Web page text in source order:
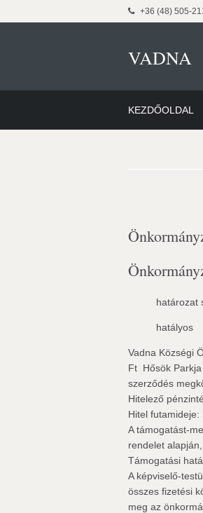
+36 (48) 505-
VADNA
KEZDŐOLDAL
határozat
hatályos
Vadna Községi
Ft  Hősök
szerződés
Hitelező
Hitel futamideje:
A támogatást-
rendelet alapján,
Támogatási
A képviselő-
összes fizetési
meg az